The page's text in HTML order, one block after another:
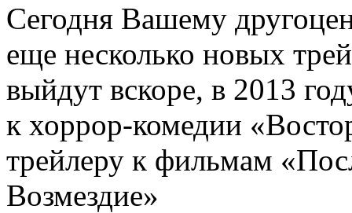
Сегодня Вашему
еще несколько новых
выйдут вскоре, в 2013
к хоррор-комедии
трейлеру к фильмам
Возмездие»